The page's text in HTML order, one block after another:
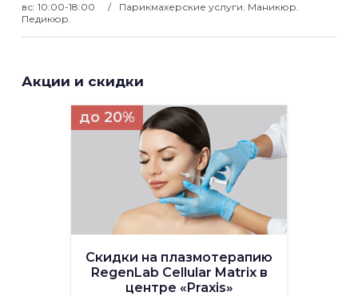
вс: 10:00-18:00
Парикмахерские услуги. Маникюр.
Педикюр.
Акции и скидки
до 20%
Скидки на плазмотерапию
RegenLab Cellular Matrix в
центре «Praxis»